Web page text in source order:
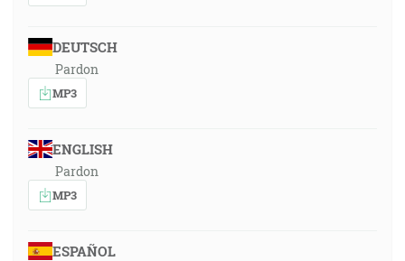
DEUTSCH
Pardon
MP3
ENGLISH
Pardon
MP3
ESPAÑOL